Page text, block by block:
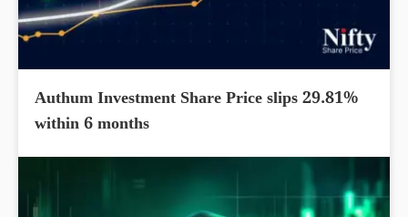
Authum Investment Share Price slips 29.81%
within 6 months